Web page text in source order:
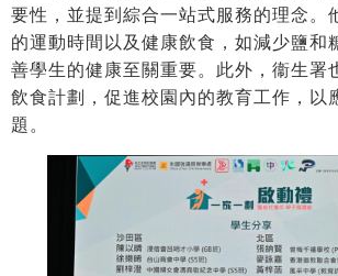
要性，並提到綜合一站式服務的理念。
的運動時間以及健康飲食，如減少鹽和
善學生的健康至關重要。此外，衞生署
飲食計劃，促進校園內的教育工作，以
題。